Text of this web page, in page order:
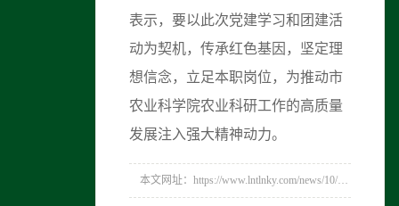
表示，要以此次党建学习和团建活
动为契机，传承红色基因，坚定理
想信念，立足本职岗位，为推动市
农业科学院农业科研工作的高质量
发展注入强大精神动力。
本文网址：https://www.lntlnky.com/news/10/280.html